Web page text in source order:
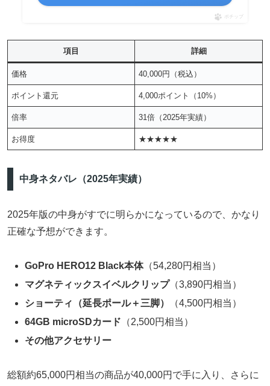
ポチップ
項目 詳細
価格 40,000円（税込）
ポイント還元 4,000ポイント（10%）
倍率 31倍（2025年実績）
お得度 ★★★★★
中身ネタバレ（2025年実績）
2025年版の中身がすでに明らかになっているので、かなり
正確な予想ができます。
GoPro HERO12 Black本体（54,280円相当）
マグネティックスイベルクリップ（3,890円相当）
ショーティ（延長ポール＋三脚）
（4,500円相当）
64GB microSDカード （2,500円相当）
その他アクセサリー
総額約65,000円相当の商品が40,000円で手に入り、さらに